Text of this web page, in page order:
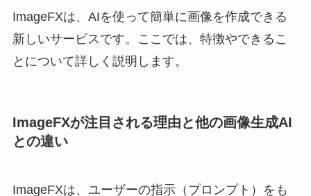
ImageFXは、AIを使って簡単に画像を作成できる
新しいサービスです。ここでは、特徴やできるこ
とについて詳しく説明します。
ImageFXが注目される理由と他の画像生成AI
との違い
ImageFXは、ユーザーの指示（プロンプト）をも